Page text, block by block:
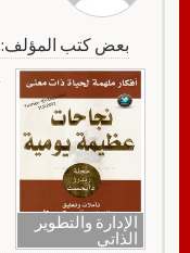
بعض كتب المؤلف:
الإدارة والتطوير
الذاتي